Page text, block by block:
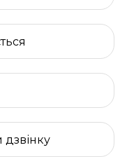
дзвінку